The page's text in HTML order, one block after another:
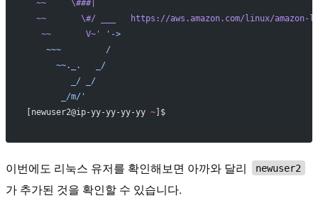
  ~~     \###|
~~       \#/ ___   https://aws.amazon.com/linux/amazon-
   ~~       V~'
'->
    ~~~         /
      ~~._.   _/
         _/ _/
       _/m/'
[newuser2@ip-yy-yy-yy-yy ~]$
이번에도 리눅스 유저를 확인해보면 아까와 달리 newuser2
가 추가된 것을 확인할 수 있습니다.